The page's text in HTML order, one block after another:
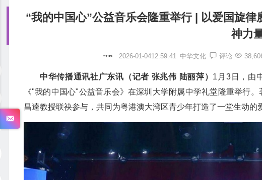
“我的中国心”公益音乐会隆重举行 | 以爱国旋
神力
2026-01-0412:59:41 中华文化 评论
中华传播通讯社广东讯（记者 张兆伟 陆丽萍） 1月3日，由
《"我的中国心"公益音乐会》在深圳大学附属中学礼堂隆重举行
昌逵教授联袂参与，共同为粤港澳大湾区青少年打造了一堂生动的